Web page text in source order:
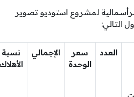
لمشروع استوديو تصوير
التالي:
العدد
سعر
الوحدة
الإجمالي
نسبة